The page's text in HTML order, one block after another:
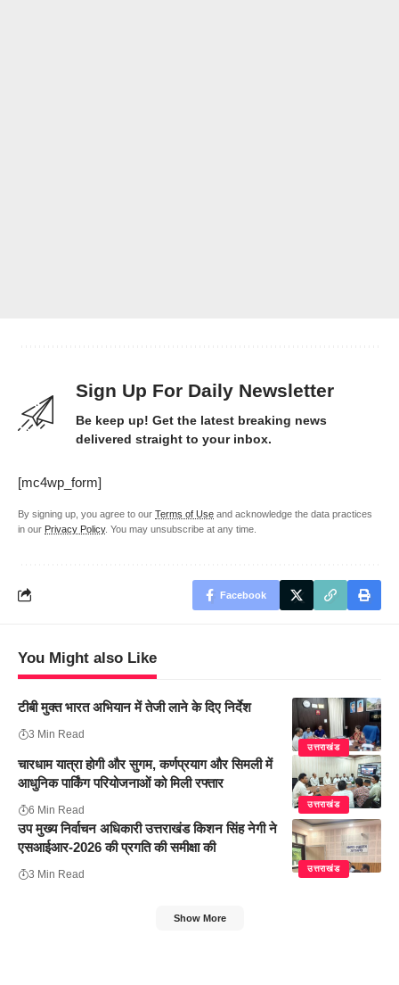
Sign Up For Daily Newsletter
Be keep up! Get the latest breaking news
delivered straight to your inbox.
[mc4wp_form]
By signing up, you agree to our Terms of Use and acknowledge the data practices
in our Privacy Policy. You may unsubscribe at any time.
Facebook
You Might also Like
उत्तराखंड
टीबी मुक्त भारत अभियान में तेजी लाने के दिए निर्देश
3 Min Read
उत्तराखंड
चारधाम यात्रा होगी और सुगम, कर्णप्रयाग और सिमली में
आधुनिक पार्किंग परियोजनाओं को मिली रफ्तार
6 Min Read
उत्तराखंड
उप मुख्य निर्वाचन अधिकारी उत्तराखंड किशन सिंह नेगी ने
एसआईआर-2026 की प्रगति की समीक्षा की
3 Min Read
Show More